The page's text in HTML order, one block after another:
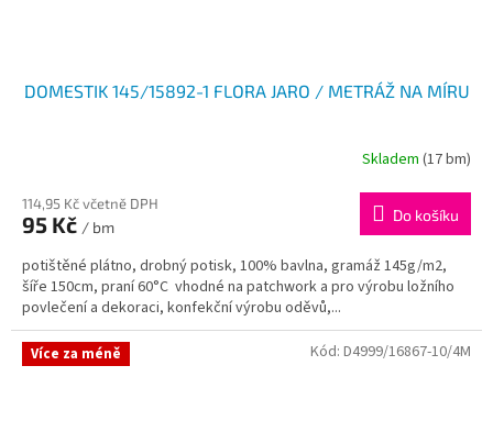
DOMESTIK 145/15892-1 FLORA JARO / METRÁŽ NA MÍRU
Skladem (17 bm)
114,95 Kč včetně DPH
95 Kč / bm
Do košíku
potištěné plátno, drobný potisk, 100% bavlna, gramáž 145g/m2,
šíře 150cm, praní 60°C vhodné na patchwork a pro výrobu ložního
povlečení a dekoraci, konfekční výrobu oděvů,...
Více za méně Kód: D4999/16867-10/4M